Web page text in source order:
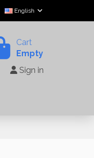
English
Cart
Empty
Sign in